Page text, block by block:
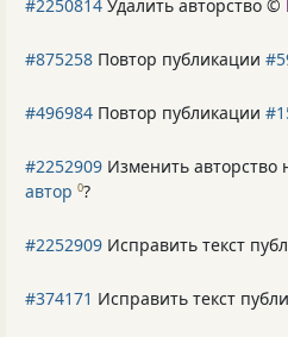
#2250814 Удалить авторство ©
#875258 Повтор публикации
#496984 Повтор публикации
#2252909 Изменить авторство
автор 0?
#2252909 Исправить текст
#374171 Исправить текст